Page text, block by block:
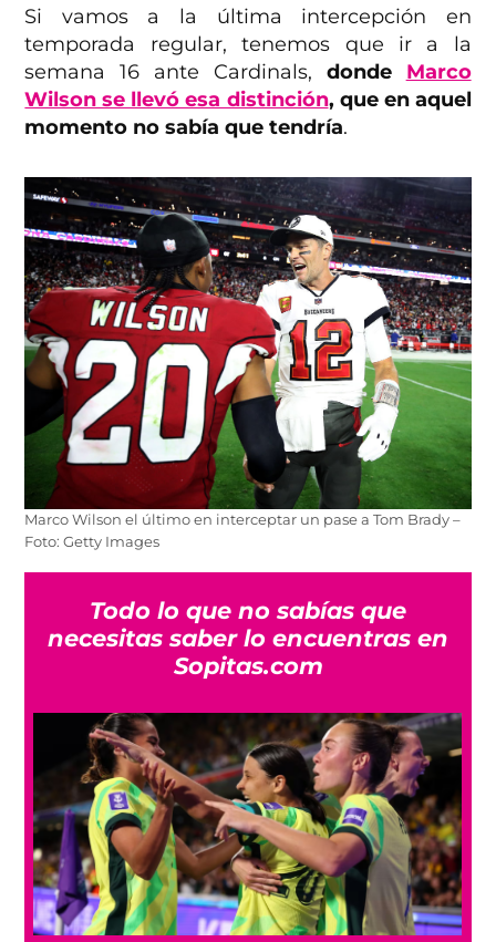
Si vamos a la última intercepción en
temporada regular, tenemos que ir a la
semana 16 ante Cardinals, donde Marco
Wilson se llevó esa distinción, que en aquel
momento no sabía que tendría.
Marco Wilson el último en interceptar un pase a Tom Brady –
Foto: Getty Images
Todo lo que no sabías que
necesitas saber lo encuentras en
Sopitas.com